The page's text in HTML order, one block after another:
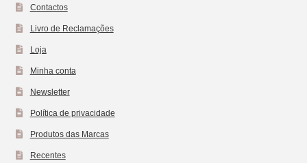
Contactos
Livro de Reclamações
Loja
Minha conta
Newsletter
Política de privacidade
Produtos das Marcas
Recentes